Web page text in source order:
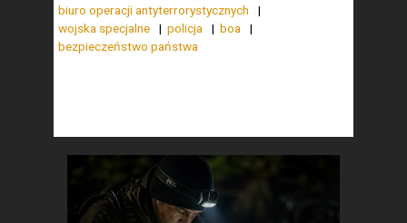
biuro operacji antyterrorystycznych
wojska specjalne
policja
boa
bezpieczeństwo państwa